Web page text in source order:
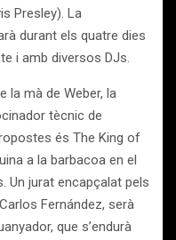
Presley). La
durant els quatre dies
i amb diversos DJs.
la mà de Weber, la
tècnic de
és The King of
a la barbacoa en el
Un jurat encapçalat pels
Fernández, serà
que s’endurà